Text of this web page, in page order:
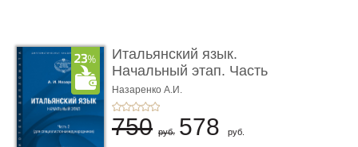
Итальянский язык.
Начальный этап. Часть
2. Учеб� ...
Назаренко А.И.
750 руб. 578 руб.